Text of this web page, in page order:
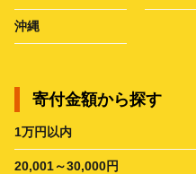
沖縄
寄付金額から探す
1万円以内
20,001～30,000円